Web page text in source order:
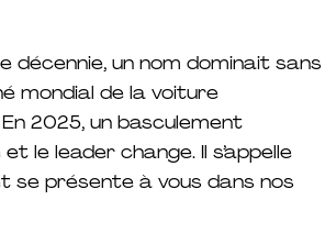
décennie, un nom dominait sans
mondial de la voiture
2025, un basculement
le leader change. Il s’appelle
se présente à vous dans nos